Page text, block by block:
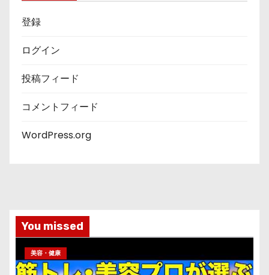
登録
ログイン
投稿フィード
コメントフィード
WordPress.org
You missed
美容・健康